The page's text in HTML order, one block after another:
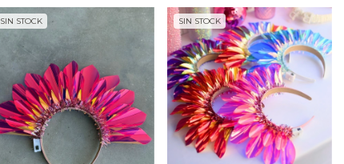
SIN STOCK SIN STOCK